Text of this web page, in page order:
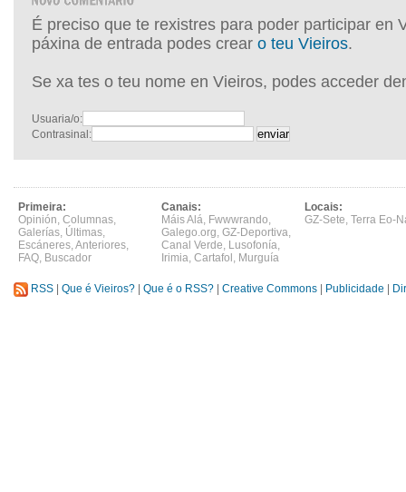
É preciso que te rexistres para poder participar en
páxina de entrada podes crear o teu Vieiros.
Se xa tes o teu nome en Vieiros, podes acceder
Usuaria/o:
Contrasinal:
Primeira:
Opinión, Columnas,
Galerías, Últimas,
Escáneres,Anteriores,
FAQ, Buscador
Canais:
Máis Alá, Fwwwrando,
Galego.org, GZ-Deportiva,
Canal Verde, Lusofonía,
Irimia, Cartafol , Murguía
Locais:
GZ-Sete, Terra Eo-
RSS Que é Vieiros? Que é o RSS? Creative Commons Publicidade